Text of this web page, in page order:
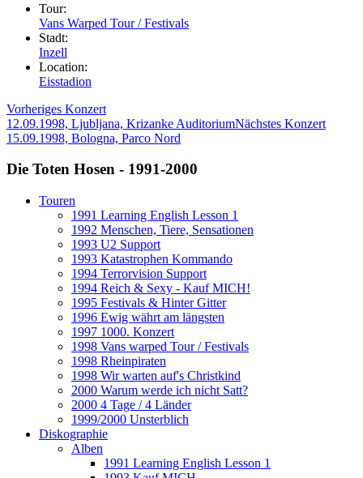
Tour:
Vans Warped Tour / Festivals
Stadt:
Inzell
Location:
Eisstadion
Vorheriges Konzert
12.09.1998, Ljubljana, Krizanke AuditoriumNächstes Konzert
15.09.1998, Bologna, Parco Nord
Die Toten Hosen - 1991-2000
Touren
1991 Learning English Lesson 1
1992 Menschen, Tiere, Sensationen
1993 U2 Support
1993 Katastrophen Kommando
1994 Terrorvision Support
1994 Reich & Sexy - Kauf MICH!
1995 Festivals & Hinter Gitter
1996 Ewig währt am längsten
1997 1000. Konzert
1998 Vans warped Tour / Festivals
1998 Rheinpiraten
1998 Wir warten auf's Christkind
2000 Warum werde ich nicht Satt?
2000 4 Tage / 4 Länder
1999/2000 Unsterblich
Diskographie
Alben
1991 Learning English Lesson 1